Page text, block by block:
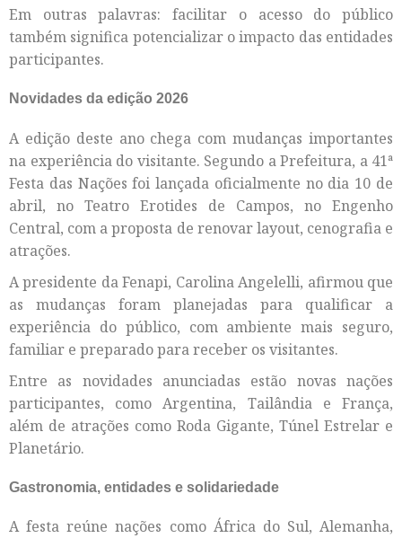
Em outras palavras: facilitar o acesso do público
também significa potencializar o impacto das entidades
participantes.
Novidades da edição 2026
A edição deste ano chega com mudanças importantes
na experiência do visitante. Segundo a Prefeitura, a 41ª
Festa das Nações foi lançada oficialmente no dia 10 de
abril, no Teatro Erotides de Campos, no Engenho
Central, com a proposta de renovar layout, cenografia e
atrações.
A presidente da Fenapi, Carolina Angelelli, afirmou que
as mudanças foram planejadas para qualificar a
experiência do público, com ambiente mais seguro,
familiar e preparado para receber os visitantes.
Entre as novidades anunciadas estão novas nações
participantes, como Argentina, Tailândia e França,
além de atrações como Roda Gigante, Túnel Estrelar e
Planetário.
Gastronomia, entidades e solidariedade
A festa reúne nações como África do Sul, Alemanha,